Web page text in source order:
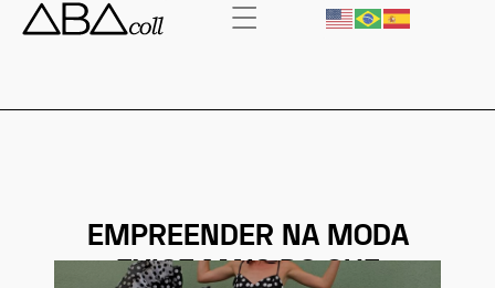
EMPREENDER NA MODA
EXIGE MAIS DO QUE